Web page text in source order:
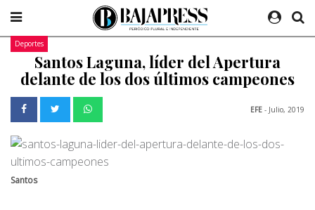
Deportes
Santos Laguna, líder del Apertura
delante de los dos últimos campeones
EFE - Julio, 2019
Santos